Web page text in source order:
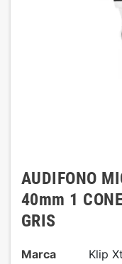
AUDIFONO
40mm 1
GRIS
Marca
Klip